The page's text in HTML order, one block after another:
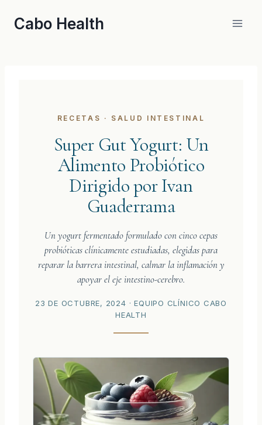
Cabo Health
RECETAS · SALUD INTESTINAL
Super Gut Yogurt: Un
Alimento Probiótico
Dirigido por Ivan
Guaderrama
Un yogurt fermentado formulado con cinco cepas
probióticas clínicamente estudiadas, elegidas para
reparar la barrera intestinal, calmar la inflamación y
apoyar el eje intestino-cerebro.
23 DE OCTUBRE, 2024 · EQUIPO CLÍNICO CABO
HEALTH